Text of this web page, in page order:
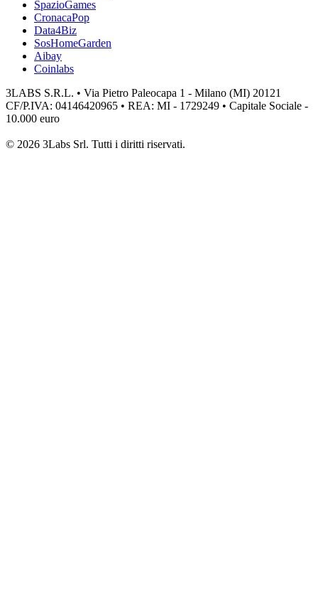
SpazioGames
CronacaPop
Data4Biz
SosHomeGarden
Aibay
Coinlabs
3LABS S.R.L. • Via Pietro Paleocapa 1 - Milano (MI) 20121
CF/P.IVA: 04146420965 • REA: MI - 1729249 • Capitale Sociale -
10.000 euro
© 2026 3Labs Srl. Tutti i diritti riservati.